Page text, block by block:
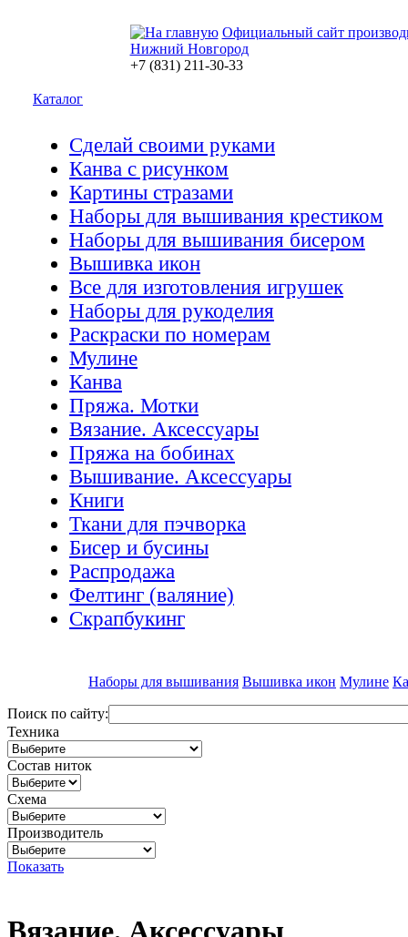
Официальный сайт
Нижний Новгород
+7 (831) 211-30-33
Каталог
Сделай своими руками
Канва с рисунком
Картины стразами
Наборы для вышивания крестиком
Наборы для вышивания бисером
Вышивка икон
Все для изготовления игрушек
Наборы для рукоделия
Раскраски по номерам
Мулине
Канва
Пряжа. Мотки
Вязание. Аксессуары
Пряжа на бобинах
Вышивание. Аксессуары
Книги
Ткани для пэчворка
Бисер и бусины
Распродажа
Фелтинг (валяние)
Скрапбукинг
Наборы для вышивания Вышивка икон Мулине
Поиск по сайту:
Техника
Состав ниток
Схема
Производитель
Показать